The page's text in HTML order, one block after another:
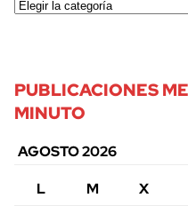
PUBLICACIONES
MINUTO
AGOSTO 2026
L
M X